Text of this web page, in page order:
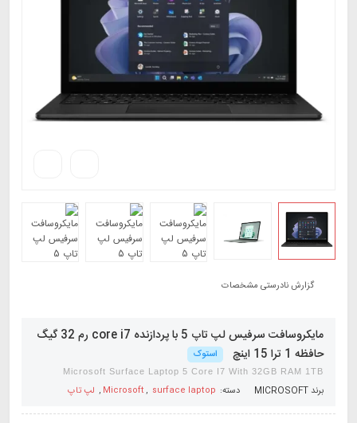
گزارش نادرستی مشخصات
مایکروسافت سرفیس لپ تاپ 5 با پردازنده core i7 رم 32 گیگ
حافظه 1 ترا 15 اینچ
استوک
Microsoft Surface Laptop 5 Core I7 With 32GB RAM 1TB
برند MICROSOFT دسته: Microsoft, surface laptop
, لپ تاپ